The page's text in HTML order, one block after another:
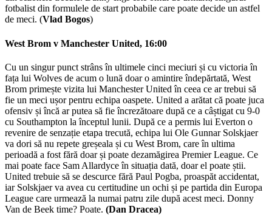
fotbalist din formulele de start probabile care poate decide un astfel
de meci. (Vlad Bogos)
West Brom v Manchester United, 16:00
Cu un singur punct strâns în ultimele cinci meciuri și cu victoria în
fața lui Wolves de acum o lună doar o amintire îndepărtată, West
Brom primește vizita lui Manchester United în ceea ce ar trebui să
fie un meci ușor pentru echipa oaspete. United a arătat că poate juca
ofensiv și încă ar putea să fie încrezătoare după ce a câștigat cu 9-0
cu Southampton la începtul lunii. După ce a permis lui Everton o
revenire de senzație etapa trecută, echipa lui Ole Gunnar Solskjaer
va dori să nu repete greșeala și cu West Brom, care în ultima
perioadă a fost fără doar și poate dezamăgirea Premier League. Ce
mai poate face Sam Allardyce în situația dată, doar el poate știi.
United trebuie să se descurce fără Paul Pogba, proaspăt accidentat,
iar Solskjaer va avea cu certitudine un ochi și pe partida din Europa
League care urmează la numai patru zile după acest meci. Donny
Van de Beek time? Poate. (Dan Dracea)